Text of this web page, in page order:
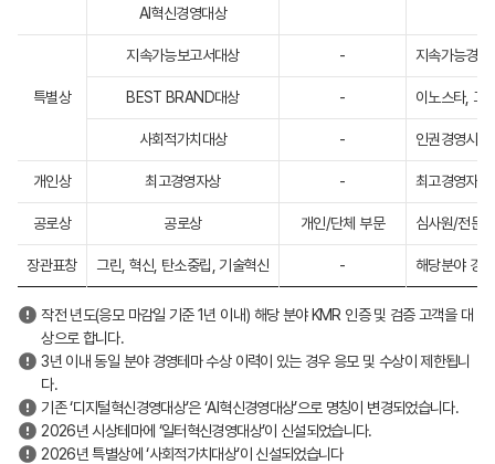
AI혁신경영대상
특별상
지속가능보고서대상 - 지속가능경
BEST BRAND대상 - 이노스타, 그
사회적가치대상 - 인권경영시
개인상 최고경영자상 - 최고경영자
공로상 공로상 개인/단체 부문 심사원/전문
장관표창 그린, 혁신, 탄소중립, 기술혁신 - 해당분야 경
작전 년도(응모 마감일 기준 1년 이내) 해당 분야 KMR 인증 및 검증 고객을 대
상으로 합니다.
3년 이내 동일 분야 경영테마 수상 이력이 있는 경우 응모 및 수상이 제한됩니
다.
기존 ‘디지털혁신경영대상’은 ‘AI혁신경영대상’으로 명칭이 변경되었습니다.
2026년 시상테마에 ‘일터혁신경영대상’이 신설되었습니다.
2026년 특별상에 ‘사회적가치대상’이 신설되었습니다